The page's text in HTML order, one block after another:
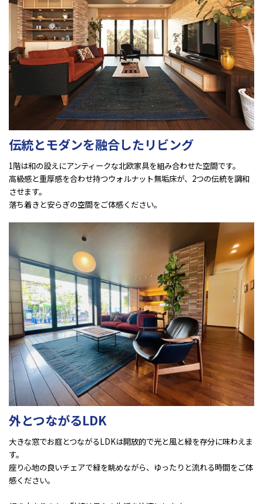
伝統とモダンを融合したリビング
1階は和の設えにアンティークな北欧家具を組み合わせた空間です。
高級感と重厚感を合わせ持つウォルナット無垢床が、2つの伝統を調和
させます。
落ち着きと安らぎの空間をご体感ください。
外とつながるLDK
大きな窓でお庭とつながるLDKは開放的で光と風と緑を存分に味わえま
す。
座り心地の良いチェアで緑を眺めながら、ゆったりと流れる時間をご体
感ください。